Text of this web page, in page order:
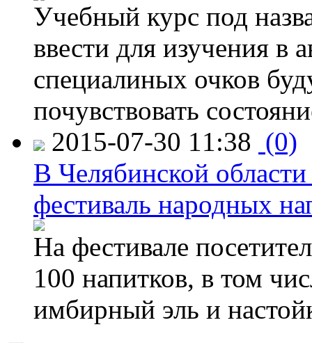
Учебный курс под
ввести для изучения
специалиных очков
почувствовать
2015-07-30 11:38 (0)
В Челябинской
фестиваль народных
На фестивале
100 напитков, в том
имбирный эль и